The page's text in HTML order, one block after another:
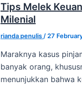
Tips Melek
Milenial
rianda penulis / 27
Maraknya kasus
banyak orang,
menunjukkan bahwa